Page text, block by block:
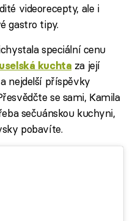
videorecepty, ale i
gastro tipy.
speciální cenu
kuchta za její
nejdelší příspěvky
se sami, Kamila
sečuánskou kuchyni,
pobavíte.